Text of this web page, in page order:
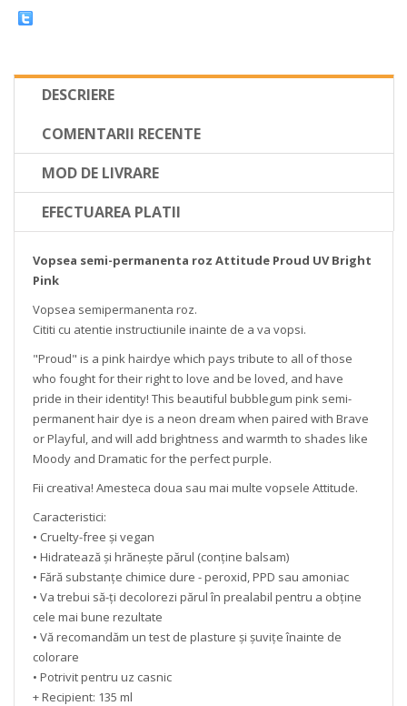
DESCRIERE
COMENTARII RECENTE
MOD DE LIVRARE
EFECTUAREA PLATII
Vopsea semi-permanenta roz Attitude Proud UV Bright
Pink
Vopsea semipermanenta roz.
Cititi cu atentie instructiunile inainte de a va vopsi.
"Proud" is a pink hairdye which pays tribute to all of those
who fought for their right to love and be loved, and have
pride in their identity! This beautiful bubblegum pink semi-
permanent hair dye is a neon dream when paired with Brave
or Playful, and will add brightness and warmth to shades like
Moody and Dramatic for the perfect purple.
Fii creativa! Amesteca doua sau mai multe vopsele Attitude.
Caracteristici:
• Cruelty-free și vegan
• Hidratează și hrănește părul (conține balsam)
• Fără substanțe chimice dure - peroxid, PPD sau amoniac
• Va trebui să-ți decolorezi părul în prealabil pentru a obține
cele mai bune rezultate
• Vă recomandăm un test de plasture și șuvițe înainte de
colorare
• Potrivit pentru uz casnic
+ Recipient: 135 ml